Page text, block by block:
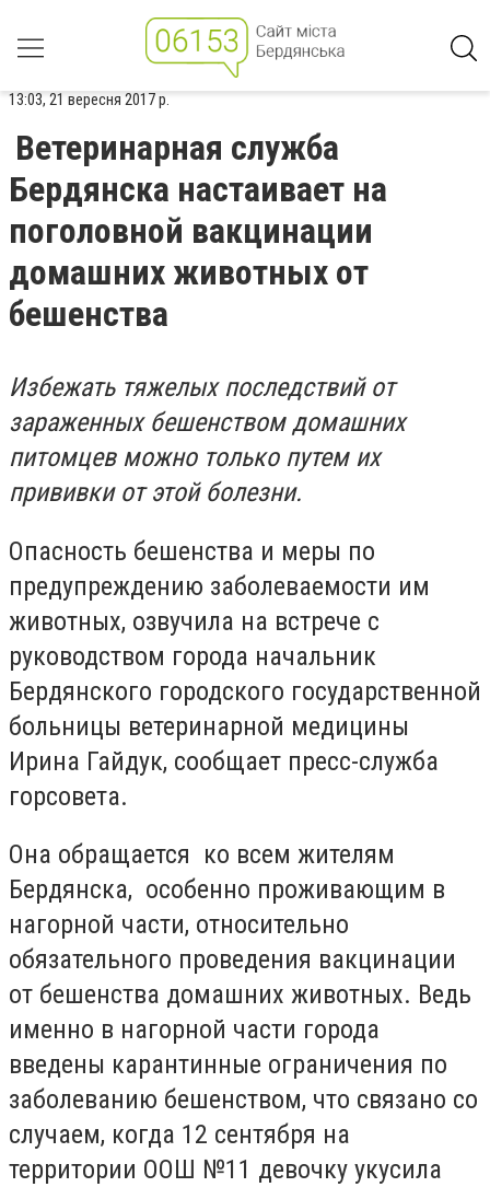
13:03, 21 вересня 2017 р.
Ветеринарная служба
Бердянска настаивает на
поголовной вакцинации
домашних животных от
бешенства
Избежать тяжелых последствий от
зараженных бешенством домашних
питомцев можно только путем их
прививки от этой болезни.
Опасность бешенства и меры по
предупреждению заболеваемости им
животных, озвучила на встрече с
руководством города начальник
Бердянского городского государственной
больницы ветеринарной медицины
Ирина Гайдук, сообщает пресс-служба
горсовета.
Она обращается ко всем жителям
Бердянска, особенно проживающим в
нагорной части, относительно
обязательного проведения вакцинации
от бешенства домашних животных. Ведь
именно в нагорной части города
введены карантинные ограничения по
заболеванию бешенством, что связано со
случаем, когда 12 сентября на
территории ООШ №11 девочку укусила